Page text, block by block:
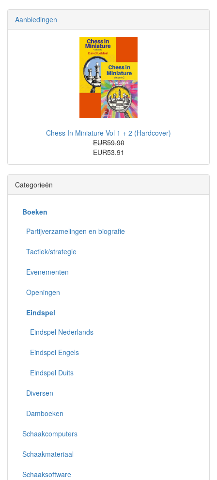
Aanbiedingen
Chess In Miniature Vol 1 + 2 (Hardcover)
EUR59.90
EUR53.91
Categorieën
Boeken
Partijverzamelingen en biografie
Tactiek/strategie
Evenementen
Openingen
Eindspel
Eindspel Nederlands
Eindspel Engels
Eindspel Duits
Diversen
Damboeken
Schaakcomputers
Schaakmateriaal
Schaaksoftware